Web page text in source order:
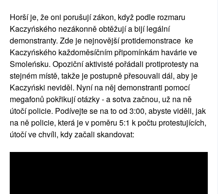
Horší je, že oni porušují zákon, když podle rozmaru
Kaczyńského nezákonně obtěžují a bijí legální
demonstranty. Zde je nejnovější protidemonstrace ke
Kaczyńského každoměsíčním připomínkám havárie ve
Smoleńsku. Opoziční aktivisté pořádali protiprotesty na
stejném místě, takže je postupně přesouvali dál, aby je
Kaczyński neviděl. Nyní na něj demonstranti pomocí
megafonů pokřikují otázky - a sotva začnou, už na ně
útočí policie. Podívejte se na to od 3:00, abyste viděli, jak
na ně policie, která je v poměru 5:1 k počtu protestujících,
útočí ve chvíli, kdy začali skandovat: